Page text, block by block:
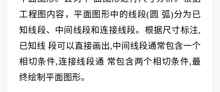
工程图内容，平面图形中的线段(圆 弧)分为已
知线段、中间线段和连接线段。根据尺寸标注,
已知线 段可以直接画出,中间线段通常包含一个
相切条件,连接线段通 常包含两个相切条件,最
终绘制平面图形。